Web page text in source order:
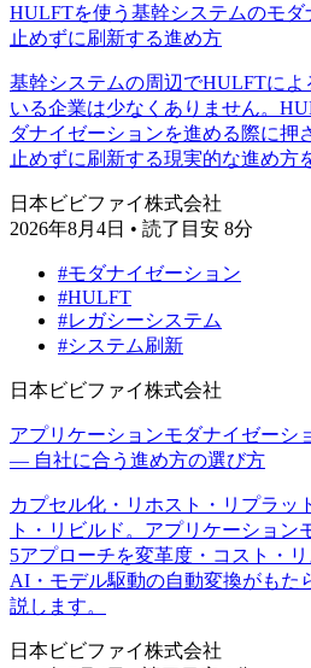
HULFTを使う基幹システムのモ
止めずに刷新する進め方
基幹システムの周辺でHULFTに
いる企業は少なくありません。
ダナイゼーションを進める際に押
止めずに刷新する現実的な進め方
日本ビビファイ株式会社
2026年8月4日 • 読了目安 8分
#モダナイゼーション
#HULFT
#レガシーシステム
#システム刷新
日本ビビファイ株式会社
アプリケーションモダナイゼーシ
— 自社に合う進め方の選び方
カプセル化・リホスト・リプラッ
ト・リビルド。アプリケーション
5アプローチを変革度・コスト・
AI・モデル駆動の自動変換がもた
説します。
日本ビビファイ株式会社